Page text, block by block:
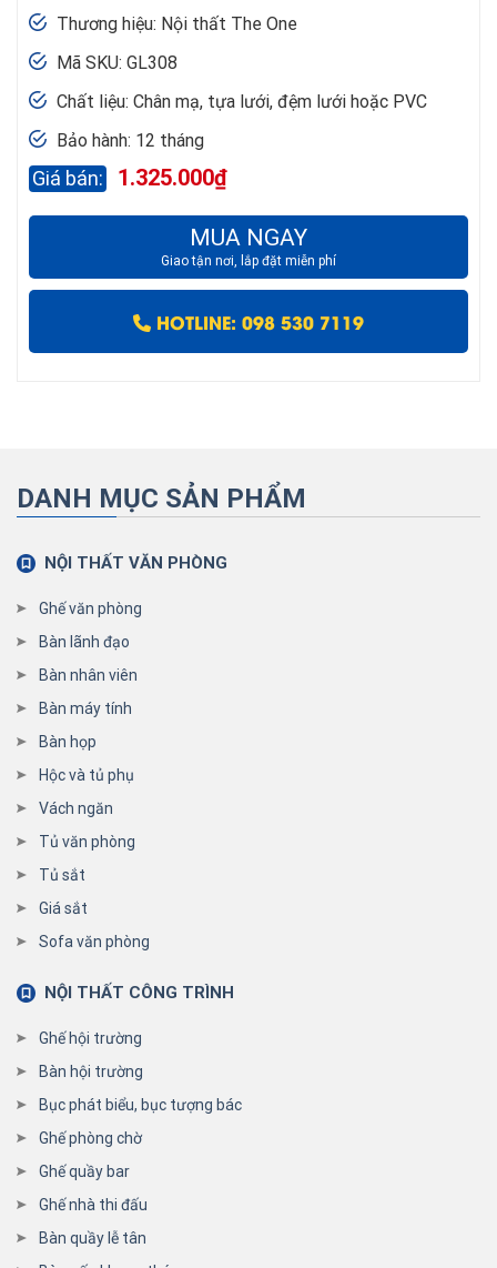
Thương hiệu: Nội thất The One
Mã SKU: GL308
Chất liệu: Chân mạ, tựa lưới, đệm lưới hoặc PVC
Bảo hành: 12 tháng
1.325.000₫
MUA NGAY
Giao tận nơi, lắp đặt miễn phí
HOTLINE: 098 530 7119
DANH MỤC SẢN PHẨM
NỘI THẤT VĂN PHÒNG
Ghế văn phòng
Bàn lãnh đạo
Bàn nhân viên
Bàn máy tính
Bàn họp
Hộc và tủ phụ
Vách ngăn
Tủ văn phòng
Tủ sắt
Giá sắt
Sofa văn phòng
NỘI THẤT CÔNG TRÌNH
Ghế hội trường
Bàn hội trường
Bục phát biểu, bục tượng bác
Ghế phòng chờ
Ghế quầy bar
Ghế nhà thi đấu
Bàn quầy lễ tân